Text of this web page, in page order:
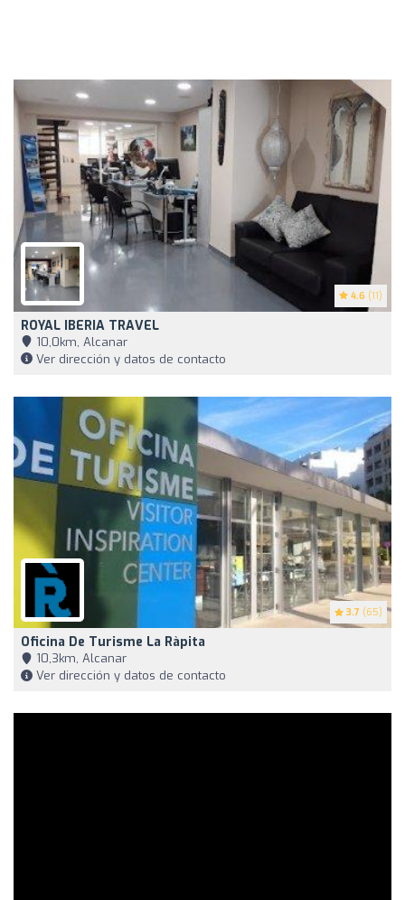
4.6 (11)
ROYAL IBERIA TRAVEL
10,0km, Alcanar
Ver dirección y datos de contacto
3.7 (65)
Oficina De Turisme La Ràpita
10,3km, Alcanar
Ver dirección y datos de contacto